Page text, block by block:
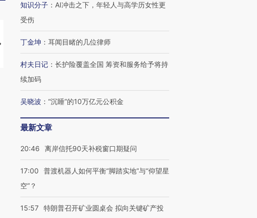
【推广】走进第四届链博
会，让数智科技“链”接产
【特别呈现】寻找100种
有意思的生活方式·第三对
CFO：不靠规模取胜，华
住三大增长引擎是什么？
知识分子 ： AI冲击之下，年轻人与高学历女性更
受伤
丁金坤 ： 耳闻目睹的几位律师
村夫日记 ： 长护险覆盖全国 筹资和服务给予将持
续加码
吴晓波 ： “沉睡”的10万亿元公积金
最新文章
20:46 离岸信托90天补税窗口期疑问
17:00
普渡机器人如何平衡“脚踏实地”与“仰望星
空”？
15:57 特朗普召开矿业圆桌会 拟向关键矿产投